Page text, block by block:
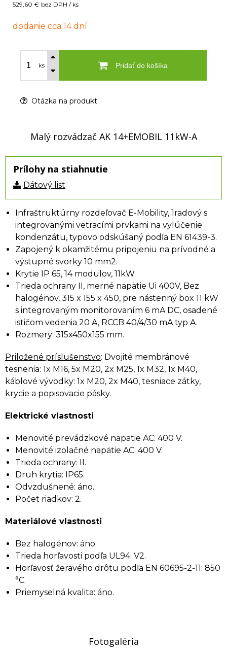
529,60 € bez DPH / ks
dodanie cca 14 dní
ks Pridať do košíka
Otázka na produkt
Malý rozvádzač AK 14+EMOBIL 11kW-A
Prílohy na stiahnutie
Dátový list
Infraštruktúrny rozdeľovač E-Mobility, 1radový s
integrovanými vetracími prvkami na vylúčenie
kondenzátu, typovo odskúšaný podľa EN 61439-3.
Zapojený k okamžitému pripojeniu na prívodné a
výstupné svorky 10 mm2.
Krytie IP 65, 14 modulov, 11kW.
Trieda ochrany II, merné napätie Ui 400V, Bez
halogénov, 315 x 155 x 450, pre nástenný box 11 kW
s integrovaným monitorovaním 6 mA DC, osadené
ističom vedenia 20 A, RCCB 40/4/30 mA typ A.
Rozmery: 315x450x155 mm.
Priložené príslušenstvo: Dvojité membránové
tesnenia: 1x M16, 5x M20, 2x M25, 1x M32, 1x M40,
káblové vývodky: 1x M20, 2x M40, tesniace zátky,
krycie a popisovacie pásky.
Elektrické vlastnosti
Menovité prevádzkové napätie AC: 400 V.
Menovité izolačné napätie AC: 400 V.
Trieda ochrany: II.
Druh krytia: IP65.
Odvzdušnené: áno.
Počet riadkov: 2.
Materiálové vlastnosti
Bez halogénov: áno.
Trieda horľavosti podľa UL94: V2.
Horľavosť žeravého drôtu podľa EN 60695-2-11: 850
°C.
Priemyselná kvalita: áno.
Fotogaléria